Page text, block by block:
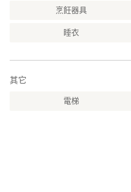
烹飪器具
睡衣
其它
電梯